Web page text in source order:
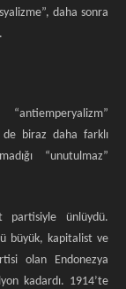
daha sonra
de biraz daha farklı
“unutulmaz”
partisiyle ünlüydü.
büyük, kapitalist ve
olan Endonezya
kadardı. 1914’te